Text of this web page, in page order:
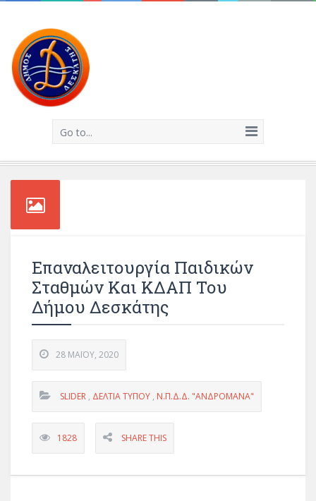
Go to...
Επαναλειτουργία Παιδικών
Σταθμών Και ΚΔΑΠ Του
Δήμου Δεσκάτης
28 ΜΑΪ́ΟΥ, 2020
SLIDER , ΔΕΛΤΊΑ ΤΎΠΟΥ , Ν.Π.Δ.Δ. "ΑΝΔΡΟΜΑΝΑ"
1828 SHARE THIS